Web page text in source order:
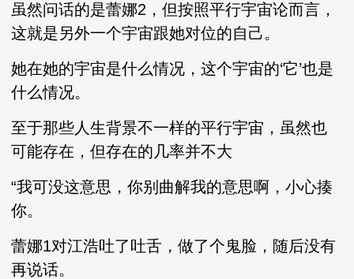
虽然问话的是蕾娜2，但按照平行宇宙论而言，
这就是另外一个宇宙跟她对位的自己。
她在她的宇宙是什么情况，这个宇宙的‘它’也是
什么情况。
至于那些人生背景不一样的平行宇宙，虽然也
可能存在，但存在的几率并不大
“我可没这意思，你别曲解我的意思啊，小心揍
你。
蕾娜1对江浩吐了吐舌，做了个鬼脸，随后没有
再说话。